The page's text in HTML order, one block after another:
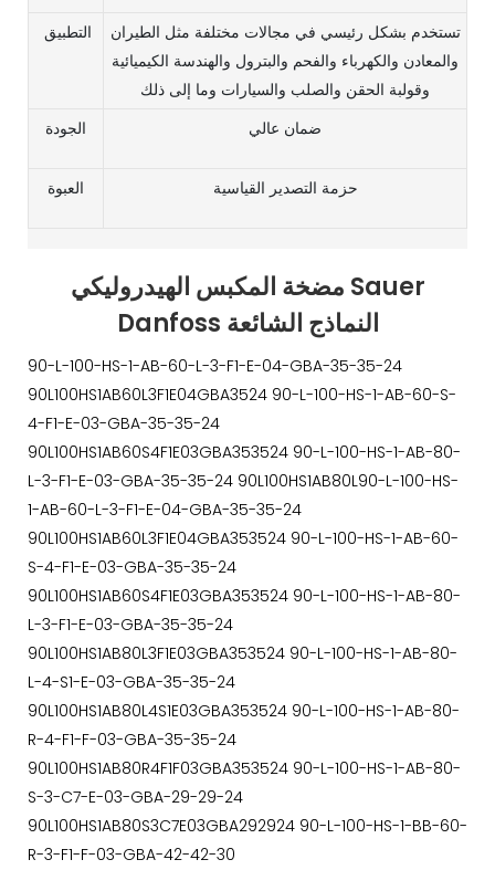
التطبيق
تستخدم بشكل رئيسي في مجالات مختلفة مثل الطيران
والمعادن والكهرباء والفحم والبترول والهندسة الكيميائية
وقولبة الحقن والصلب والسيارات وما إلى ذلك
الجودة
ضمان عالي
العبوة حزمة التصدير القياسية
مضخة المكبس الهيدروليكي Sauer
Danfoss النماذج الشائعة
90-L-100-HS-1-AB-60-L-3-F1-E-04-GBA-35-35-24
90L100HS1AB60L3F1E04GBA3524 90-L-100-HS-1-AB-60-S-
4-F1-E-03-GBA-35-35-24
90L100HS1AB60S4F1E03GBA353524 90-L-100-HS-1-AB-80-
L-3-F1-E-03-GBA-35-35-24 90L100HS1AB80L90-L-100-HS-
1-AB-60-L-3-F1-E-04-GBA-35-35-24
90L100HS1AB60L3F1E04GBA353524 90-L-100-HS-1-AB-60-
S-4-F1-E-03-GBA-35-35-24
90L100HS1AB60S4F1E03GBA353524 90-L-100-HS-1-AB-80-
L-3-F1-E-03-GBA-35-35-24
90L100HS1AB80L3F1E03GBA353524 90-L-100-HS-1-AB-80-
L-4-S1-E-03-GBA-35-35-24
90L100HS1AB80L4S1E03GBA353524 90-L-100-HS-1-AB-80-
R-4-F1-F-03-GBA-35-35-24
90L100HS1AB80R4F1F03GBA353524 90-L-100-HS-1-AB-80-
S-3-C7-E-03-GBA-29-29-24
90L100HS1AB80S3C7E03GBA292924 90-L-100-HS-1-BB-60-
R-3-F1-F-03-GBA-42-42-30